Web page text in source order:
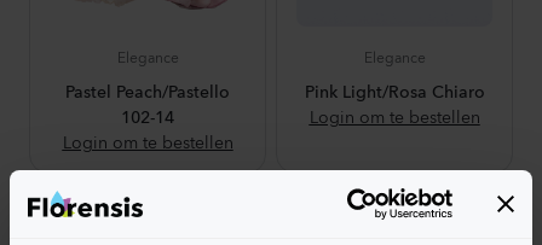
Elegance
Pastel Peach/Pastello
102-14
Login om te bestellen
Elegance
Pink Light/Rosa Chiaro
Login om te bestellen